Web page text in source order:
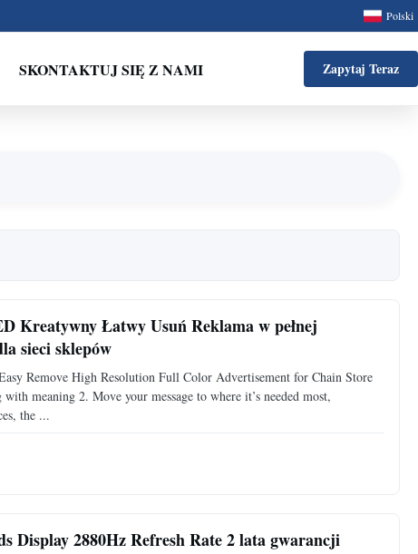
Polski
SKONTAKTUJ SIĘ Z NAMI Zapytaj Teraz
Kreatywny Łatwy Usuń Reklama w pełnej
sieci sklepów
Remove High Resolution Full Color Advertisement for Chain Store
meaning 2. Move your message to where it’s needed most,
the ...
2880Hz Refresh Rate 2 lata gwarancji